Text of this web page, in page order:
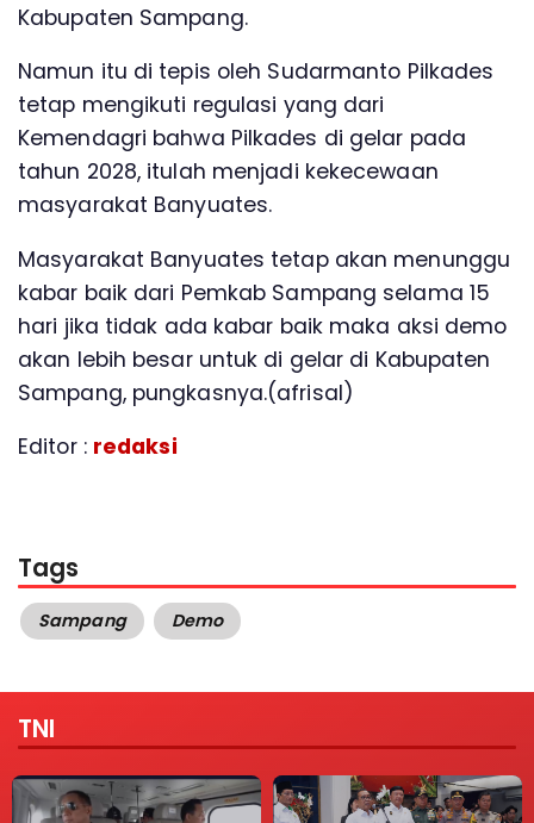
Kabupaten Sampang.
Namun itu di tepis oleh Sudarmanto Pilkades
tetap mengikuti regulasi yang dari
Kemendagri bahwa Pilkades di gelar pada
tahun 2028, itulah menjadi kekecewaan
masyarakat Banyuates.
Masyarakat Banyuates tetap akan menunggu
kabar baik dari Pemkab Sampang selama 15
hari jika tidak ada kabar baik maka aksi demo
akan lebih besar untuk di gelar di Kabupaten
Sampang, pungkasnya.(afrisal)
Editor : redaksi
Tags
Sampang Demo
TNI